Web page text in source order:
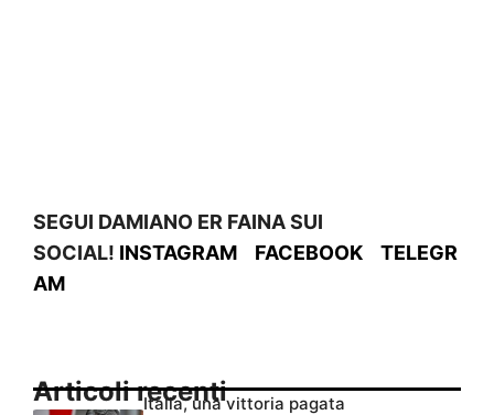
SEGUI DAMIANO ER FAINA SUI
SOCIAL! INSTAGRAM FACEBOOK
TELEGR
AM
Articoli recentiItalia, una vittoria pagata